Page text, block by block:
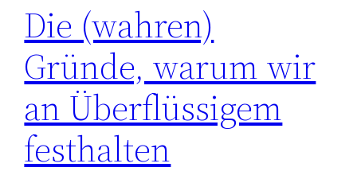
Die (wahren)
Gründe, warum wir
an Überflüssigem
festhalten